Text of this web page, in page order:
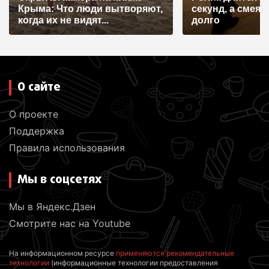
с
я
Крыма: Что люди вытворяют,
когда их не видят...
секунд, а
долго
О сайте
О проекте
Поддержка
Правила использования
Мы в соцсетях
Мы в Яндекс.Дзен
Смотрите нас на Youtube
На информационном ресурсе применяются рекомендательные
технологии (информационные технологии предоставления